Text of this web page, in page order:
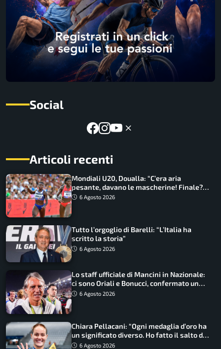
Social
Articoli recenti
Mondiali U20, Doualla: “C’era aria
pesante, davano le mascherine! Finale?
Non ho nulla da perdere”
6 Agosto 2026
Tutto l’orgoglio di Barelli: “L’Italia ha
scritto la storia”
6 Agosto 2026
Lo staff ufficiale di Mancini in Nazionale:
ci sono Oriali e Bonucci, confermato un
ritorno
6 Agosto 2026
Chiara Pellacani: “Ogni medaglia d’oro ha
un significato diverso. Ho fatto il salto di
qualità”
6 Agosto 2026